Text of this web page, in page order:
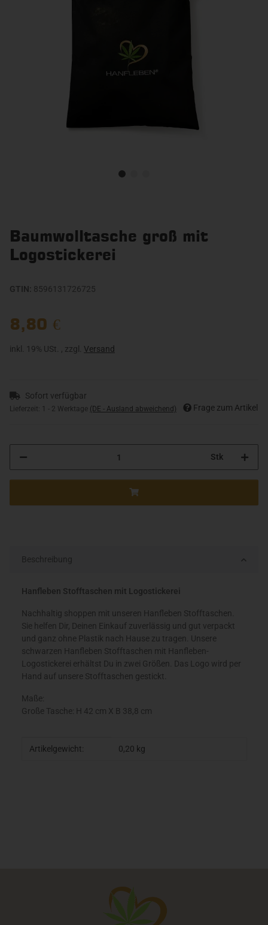
Baumwolltasche groß mit
Logostickerei
GTIN: 8596131726725
8,80 €
inkl. 19% USt. , zzgl. Versand
Sofort verfügbar
Lieferzeit: 1 - 2 Werktage (DE - Ausland abweichend) Frage zum Artikel
Stk
Beschreibung
Hanfleben Stofftaschen mit Logostickerei
Nachhaltig shoppen mit unseren Hanfleben Stofftaschen.
Sie helfen Dir, Deinen Einkauf zuverlässig und gut verpackt
und ganz ohne Plastik nach Hause zu tragen. Unsere
schwarzen Hanfleben Stofftaschen mit Hanfleben-
Logostickerei erhältst Du in zwei Größen. Das Logo wird per
Hand auf unsere Stofftaschen gestickt.
Maße:
Große Tasche: H 42 cm X B 38,8 cm
Produkteigenschaft
Wert
Artikelgewicht: 0,20 kg